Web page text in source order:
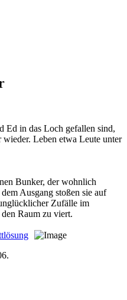
Ed in das Loch gefallen sind,
Leben etwa Leute unter
Bunker, der wohnlich
Ausgang stoßen sie auf
Zufälle im
Raum zu viert.
.